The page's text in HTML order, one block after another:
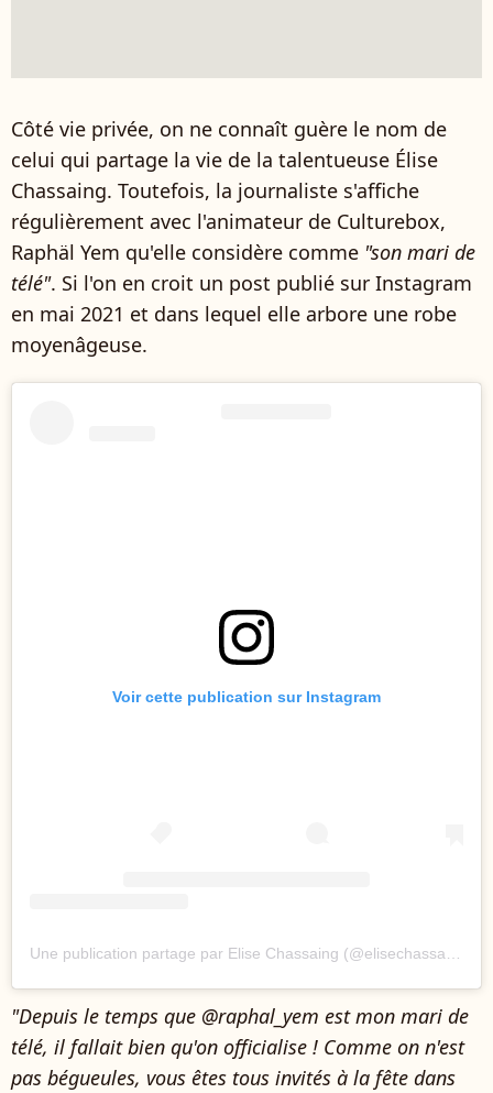
Côté vie privée, on ne connaît guère le nom de
celui qui partage la vie de la talentueuse Élise
Chassaing. Toutefois, la journaliste s'affiche
régulièrement avec l'animateur de Culturebox,
Raphäl Yem qu'elle considère comme "son mari de
télé". Si l'on en croit un post publié sur Instagram
en mai 2021 et dans lequel elle arbore une robe
moyenâgeuse.
Voir cette publication sur Instagram
"Depuis le temps que @raphal_yem est mon mari de
télé, il fallait bien qu'on officialise ! Comme on n'est
pas bégueules, vous êtes tous invités à la fête dans